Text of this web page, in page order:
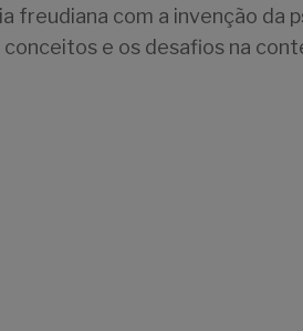
freudiana com a invenção da
conceitos e os desafios na